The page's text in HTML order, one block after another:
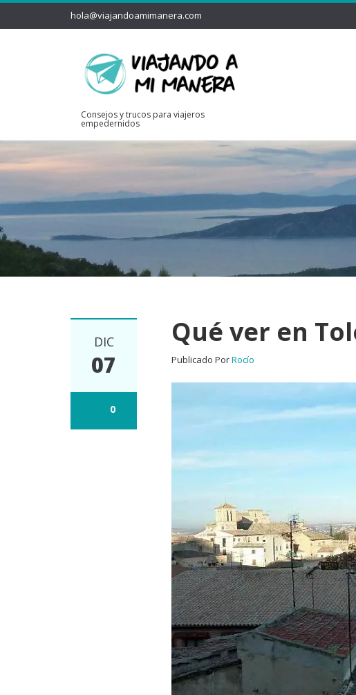
hola@viajandoamimanera.com
Consejos y trucos para viajeros
empedernidos
DIC
07
0
Qué ver en
Publicado PorRocío